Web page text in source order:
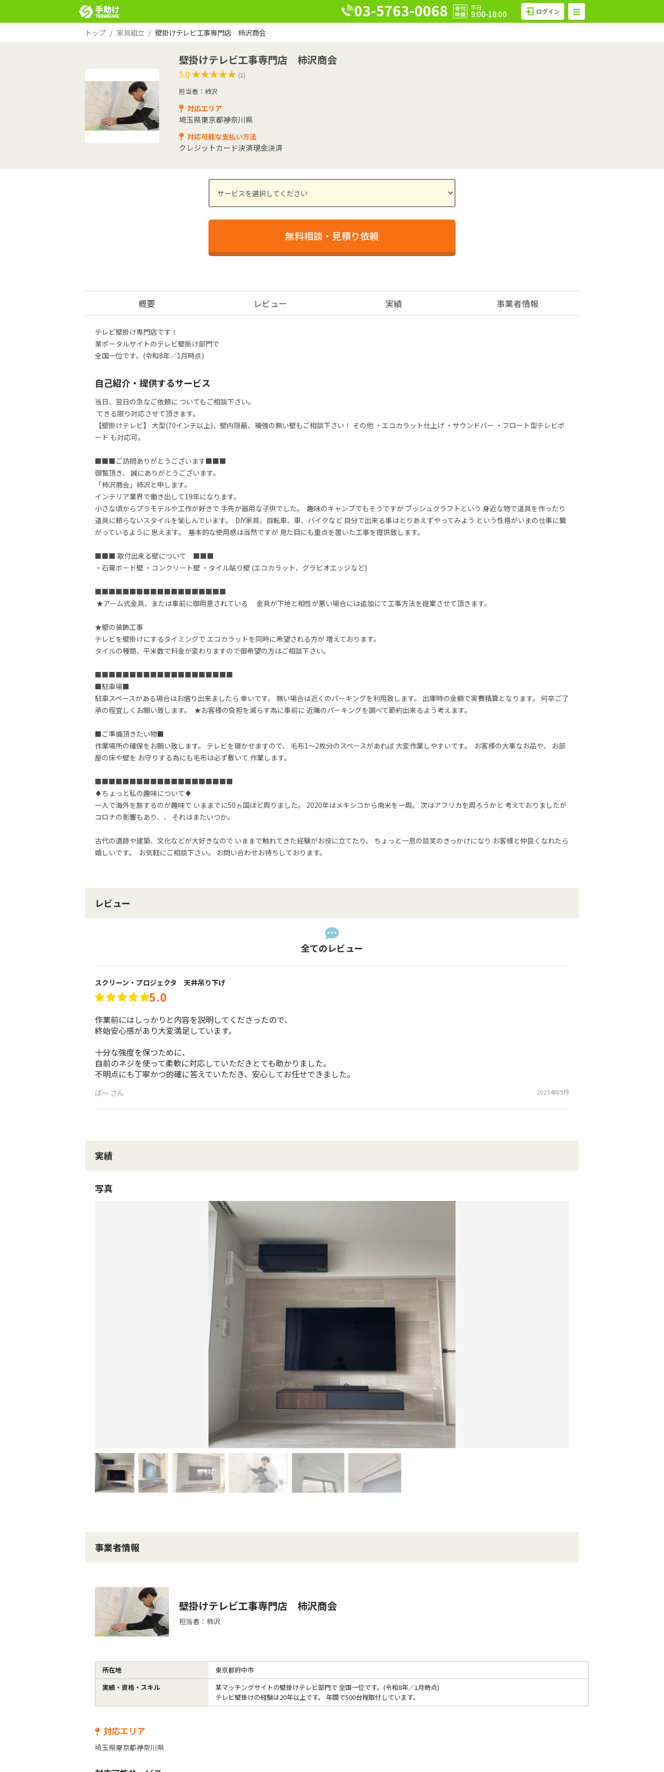
03-5763-0068
受付
時間
平日
9:00-18:00 ログイン
トップ 家具組立 壁掛けテレビ工事専門店 柿沢商会
壁掛けテレビ工事専門店 柿沢商会
5.0 ★★★★★
★★★★★ (1)
担当者：柿沢
対応エリア
埼玉県東京都神奈川県
対応可能な支払い方法
クレジットカード決済現金決済
無料相談・見積り依頼
概要 レビュー 実績 事業者情報
テレビ壁掛け専門店です！
某ポータルサイトのテレビ壁掛け部門で
全国一位です。(令和8年／1月時点)
自己紹介・提供するサービス
当日、翌日の急なご依頼に ついてもご相談下さい。
【壁掛けテレビ】 大型(70インチ以上)、壁内隠蔽、補強の無い壁もご相談下さい！ その他 ・エコカラット仕上げ ・サウンドバー ・フロート型テレビボ
ード も対応可。
■■■ご訪問ありがとうございます■■■
御覧頂き、 誠にありがとうございます。
「柿沢商会」柿沢と申します。
インテリア業界で働き出して19年になります。
小さな頃からプラモデルや工作が好きで 手先が器用な子供でした。  趣味のキャンプでもそうですが ブッシュクラフトという 身近な物で道具を作ったり
道具に頼らないスタイルを愉しんでいます。  DIY家具、自転車、車、バイクなど 自分で出来る事はとりあえずやってみよう という性格がいまの仕事に繋
がっているように 思えます。  基本的な使用感は当然ですが 見た目にも重点を置いた工事を提供致します。
■■■ 取付出来る壁について　■■■
・石膏ボード壁 ・コンクリート壁 ・タイル貼り壁 (エコカラット、グラビオエッジなど)
■■■■■■■■■■■■■■■■■■■
★壁の装飾工事
テレビを壁掛けにするタイミングで エコカラットを同時に希望される方が 増えております。
タイルの種類、平米数で料金が変わりますので御希望の方はご相談下さい。
■■■■■■■■■■■■■■■■■■■■
■駐車場■
駐車スペースがある場合はお借り出来ましたら 幸いです。 無い場合は近くのパーキングを利用致します。 出庫時の金額で実費精算となります。 何卒ご了
承の程宜しくお願い致します。  ★お客様の負担を減らす為に事前に 近隣のパーキングを調べて節約出来るよう考えます。
■ご準備頂きたい物■
作業場所の確保をお願い致します。 テレビを寝かせますので、 毛布1〜2枚分のスペースがあれば 大変作業しやすいです。  お客様の大事なお品や、 お部
屋の床や壁を お守りする為にも毛布は必ず敷いて 作業します。
■■■■■■■■■■■■■■■■■■■■
♦︎ちょっと私の趣味について♦︎
一人で海外を旅するのが趣味で いままでに50ヵ国ほど周りました。 2020年はメキシコから南米を一周。 次はアフリカを周ろうかと 考えておりましたが
コロナの影響もあり、、 それはまたいつか。
古代の遺跡や建築、文化などが大好きなので いままで触れてきた経験がお役に立てたり、 ちょっと一息の談笑のきっかけになり お客様と仲良くなれたら
嬉しいです。  お気軽にご相談下さい。 お問い合わせお待ちしております。
レビュー
全てのレビュー
スクリーン・プロジェクタ 天井吊り下げ
5.0
作業前にはしっかりと内容を説明してくださったので、
終始安心感があり大変満足しています。
十分な強度を保つために、
自前のネジを使って柔軟に対応していただきとても助かりました。
不明点にも丁寧かつ的確に答えていただき、安心してお任せできました。
ぱ～ さん 2025年09月
実績
写真
事業者情報
壁掛けテレビ工事専門店 柿沢商会
担当者：柿沢
所在地
東京都府中市
実績・資格・ スキル
某マッチングサイトの壁掛けテレビ部門で 全国一位です。(令和8年／1月時点)
テレビ壁掛けの経験は20年以上です。 年間で500台程取付しています。
対応エリア
埼玉県東京都神奈川県